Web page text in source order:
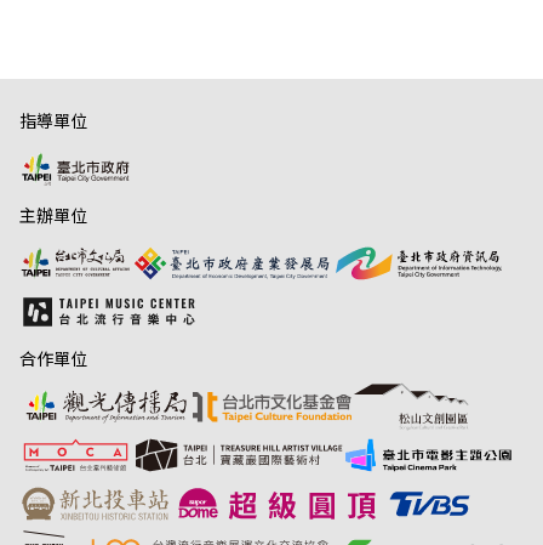
指導單位
主辦單位
合作單位